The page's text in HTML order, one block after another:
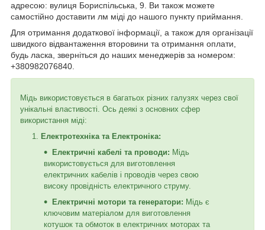
адресою: вулиця Бориспільська, 9. Ви також можете
самостійно доставити лм міді до нашого пункту приймання.
Для отримання додаткової інформації, а також для організації
швидкого відвантаження второвини та отримання оплати,
будь ласка, зверніться до наших менеджерів за номером:
+380982076840.
Мідь використовується в багатьох різних галузях через свої
унікальні властивості. Ось деякі з основних сфер
використання міді:
Електротехніка та Електроніка:
Електричні кабелі та проводи: Мідь
використовується для виготовлення
електричних кабелів і проводів через свою
високу провідність електричного струму.
Електричні мотори та генератори: Мідь є
ключовим матеріалом для виготовлення
котушок та обмоток в електричних моторах та